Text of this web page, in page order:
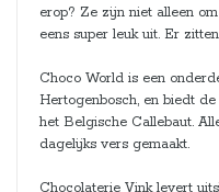
erop? Ze zijn niet alleen
eens super leuk uit. Er
Choco World is een
Hertogenbosch, en biedt
het Belgische Callebaut.
dagelijks vers gemaakt.
Chocolaterie Vink levert